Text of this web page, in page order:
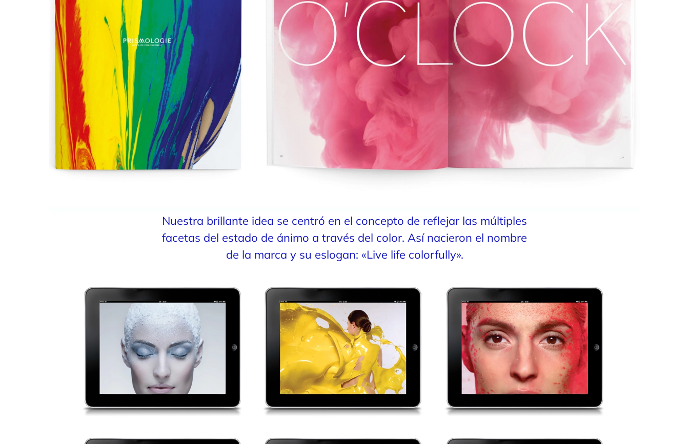
Nuestra brillante idea se centró en el concepto de reflejar las múltiples
facetas del estado de ánimo a través del color. Así nacieron el nombre
de la marca y su eslogan: «Live life colorfully».